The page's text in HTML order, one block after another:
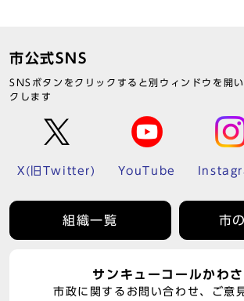
市公式SNS
SNSボタンをクリックすると別ウィンドウを開
クします
X(旧Twitter) YouTube
組織一覧 市
サンキューコールかわ
市政に関するお問い合わせ、ご意